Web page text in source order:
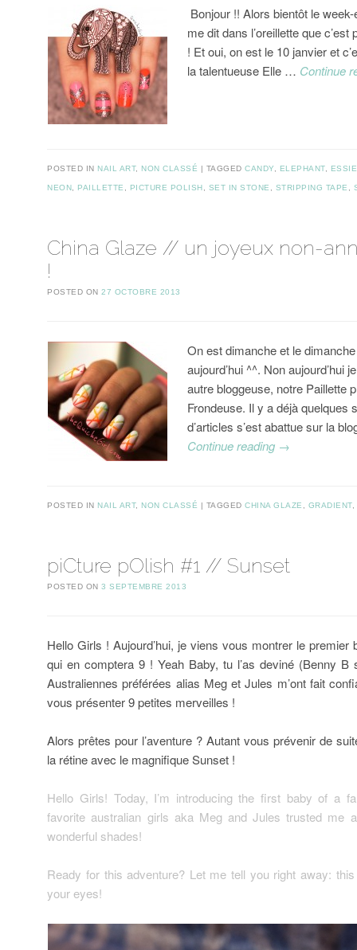
Bonjour !! Alors bientôt le
me dit dans l’oreillette que
! Et oui, on est le 10 janvier et
la talentueuse Elle … Continue
POSTED IN NAIL ART, NON CLASSÉ TAGGEDCANDY, ELEPHANT, ESSIE
NEON, PAILLETTE , PICTURE POLISH, SET IN STONE , STRIPPING TAPE ,
China Glaze // un joyeux non-
!
POSTED ON27 OCTOBRE 2013
On est dimanche et le
aujourd’hui ^^. Non aujourd’hui
autre bloggeuse, notre Paillette
Frondeuse. Il y a déjà quelques
d’articles s’est abattue sur la
Continue reading →
POSTED IN NAIL ART, NON CLASSÉ TAGGEDCHINA GLAZE GRADIENT,
piCture pOlish #1 // Sunset
POSTED ON3 SEPTEMBRE 2013
Hello Girls ! Aujourd’hui, je viens vous montrer le premier
qui en comptera 9 ! Yeah Baby, tu l’as deviné (Benny
Australiennes préférées alias Meg et Jules m’ont fait
vous présenter 9 petites merveilles !
Alors prêtes pour l’aventure ? Autant vous prévenir de
la rétine avec le magnifique Sunset !
Hello Girls! Today, I’m introducing the first baby of a
favorite australian girls aka Meg and Jules trusted me
wonderful shades!
Ready for this adventure? Let me tell you right away:
your eyes!